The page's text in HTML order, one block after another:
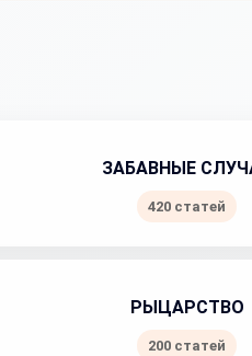
ЗАБАВНЫЕ
420 статей
РЫЦАРСТВО
200 статей